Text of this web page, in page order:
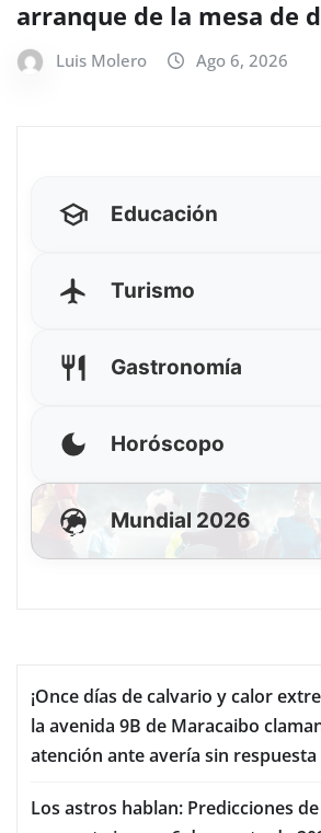
arranque de la mesa de
Luis Molero Ago 6, 2026
Educación
Turismo
Gastronomía
Horóscopo
Mundial 2026
¡Once días de calvario y calor
la avenida 9B de Maracaibo
atención ante avería sin respuesta
Los astros hablan: Predicciones